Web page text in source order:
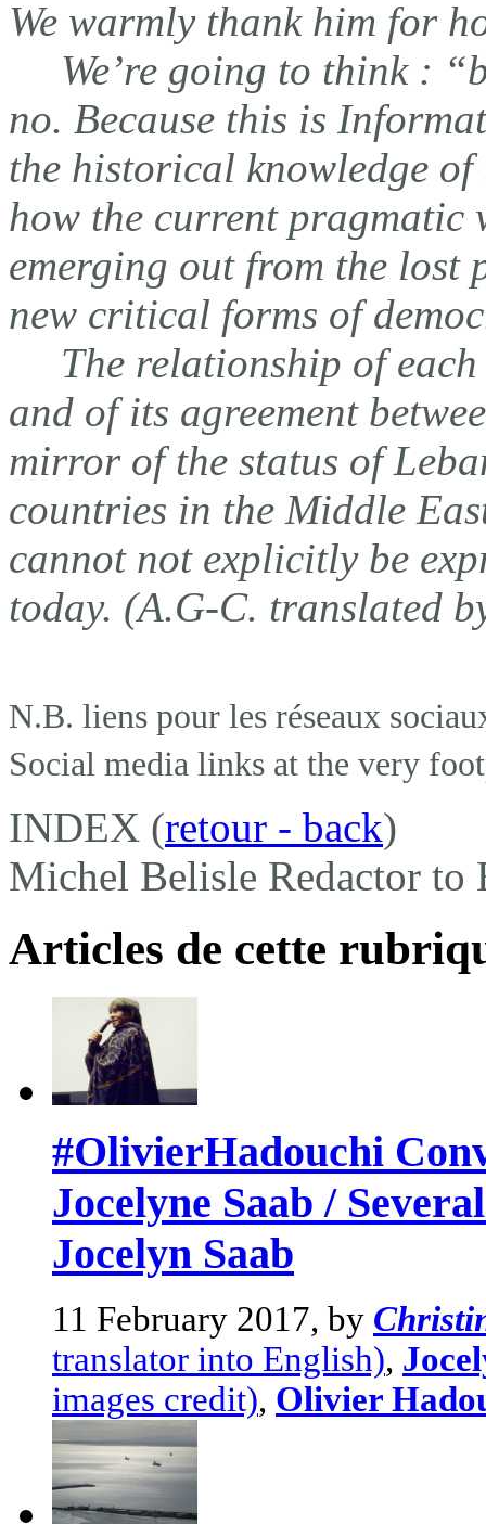
We warmly thank him for
We’re going to think :
no. Because this is
the historical knowledge
how the current pragmatic
emerging out from the lost
new critical forms of
The relationship of
and of its agreement
mirror of the status of
countries in the Middle
cannot not explicitly be
today. (A.G-C. translated
N.B. liens pour les réseaux
Social media links at the very
INDEX (retour - back)
Michel Belisle Redactor to
Articles de cette
#OlivierHadouchi
Jocelyne Saab /
Jocelyn Saab
11 February 2017, by
translator into English),
images credit), Olivier